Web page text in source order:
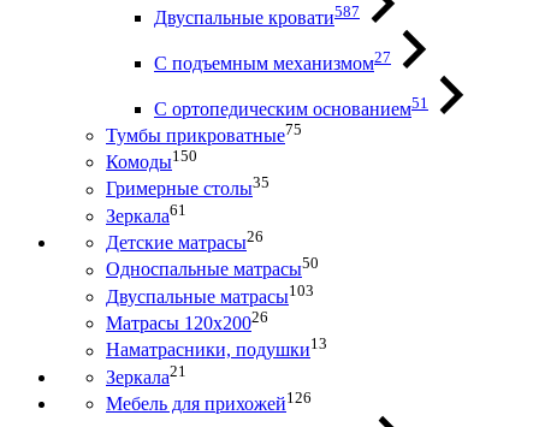
Двуспальные кровати587
С подъемным механизмом27
С ортопедическим основанием51
Тумбы прикроватные75
Комоды150
Гримерные столы35
Зеркала61
Детские матрасы26
Односпальные матрасы50
Двуспальные матрасы103
Матрасы 120х20026
Наматрасники, подушки13
Зеркала21
Мебель для прихожей126